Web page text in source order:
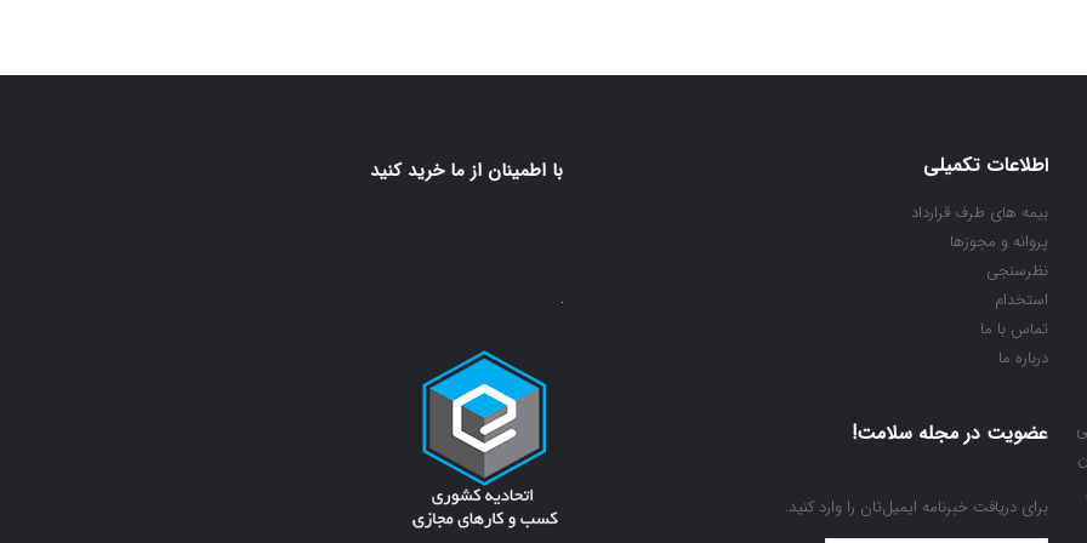
اطلاعات تکمیلی
بیمه های طرف قرارداد
پروانه و مجوزها
نظرسنجی
استخدام
تماس با ما
درباره ما
عضویت در مجله سلامت!
برای دریافت خبرنامه ایمیل‌تان را وارد کنید.
با اطمينان از ما خريد كنيد